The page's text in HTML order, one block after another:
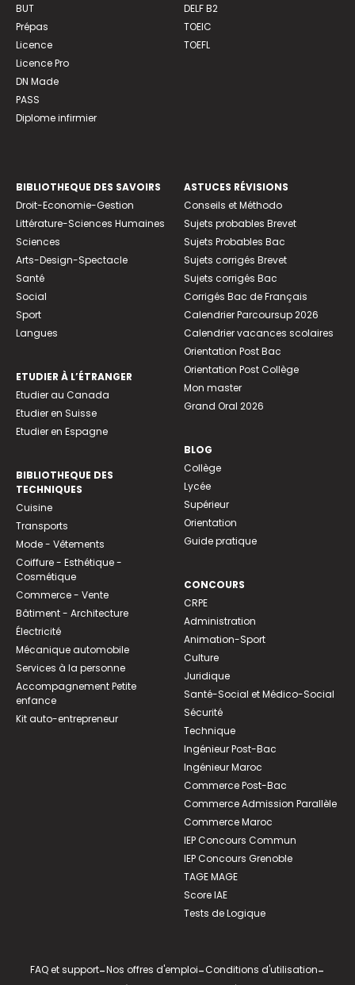
BUT
Prépas
Licence
Licence Pro
DN Made
PASS
Diplome infirmier
DELF B2
TOEIC
TOEFL
BIBLIOTHEQUE DES SAVOIRS
Droit-Economie-Gestion
Littérature-Sciences Humaines
Sciences
Arts-Design-Spectacle
Santé
Social
Sport
Langues
ETUDIER À L’ÉTRANGER
Etudier au Canada
Etudier en Suisse
Etudier en Espagne
BIBLIOTHEQUE DES
TECHNIQUES
Cuisine
Transports
Mode - Vêtements
Coiffure - Esthétique -
Cosmétique
Commerce - Vente
Bâtiment - Architecture
Électricité
Mécanique automobile
Services à la personne
Accompagnement Petite
enfance
Kit auto-entrepreneur
ASTUCES RÉVISIONS
Conseils et Méthodo
Sujets probables Brevet
Sujets Probables Bac
Sujets corrigés Brevet
Sujets corrigés Bac
Corrigés Bac de Français
Calendrier Parcoursup 2026
Calendrier vacances scolaires
Orientation Post Bac
Orientation Post Collège
Mon master
Grand Oral 2026
BLOG
Collège
Lycée
Supérieur
Orientation
Guide pratique
CONCOURS
CRPE
Administration
Animation-Sport
Culture
Juridique
Santé-Social et Médico-Social
Sécurité
Technique
Ingénieur Post-Bac
Ingénieur Maroc
Commerce Post-Bac
Commerce Admission Parallèle
Commerce Maroc
IEP Concours Commun
IEP Concours Grenoble
TAGE MAGE
Score IAE
Tests de Logique
FAQ et support-Nos offres d'emploi-Conditions d'utilisation-